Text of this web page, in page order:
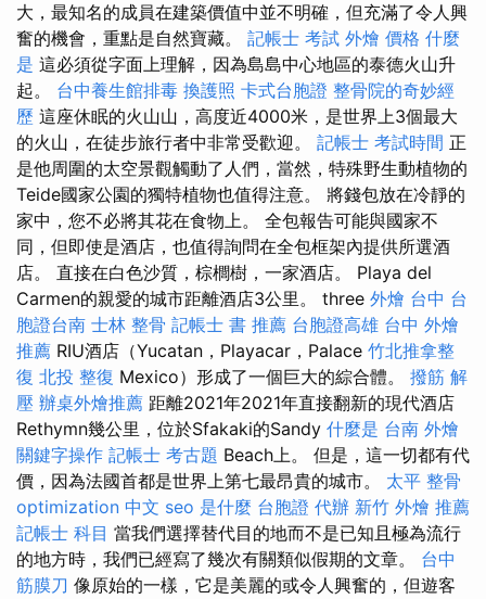
大，最知名的成員在建築價值中並不明確，但充滿了令人興
奮的機會，重點是自然寶藏。 記帳士 考試 外燴 價格 什麼
是 這必須從字面上理解，因為島島中心地區的泰德火山升
起。 台中養生館排毒 換護照 卡式台胞證 整骨院的奇妙經
歷 這座休眠的火山山，高度近4000米，是世界上3個最大
的火山，在徒步旅行者中非常受歡迎。 記帳士 考試時間 正
是他周圍的太空景觀觸動了人們，當然，特殊野生動植物的
Teide國家公園的獨特植物也值得注意。 將錢包放在冷靜的
家中，您不必將其花在食物上。 全包報告可能與國家不
同，但即使是酒店，也值得詢問在全包框架內提供所選酒
店。 直接在白色沙質，棕櫚樹，一家酒店。 Playa del
Carmen的親愛的城市距離酒店3公里。 three 外燴 台中 台
胞證台南 士林 整骨 記帳士 書 推薦 台胞證高雄 台中 外燴
推薦 RIU酒店（Yucatan，Playacar，Palace 竹北推拿整
復 北投 整復 Mexico）形成了一個巨大的綜合體。 撥筋 解
壓 辦桌外燴推薦 距離2021年2021年直接翻新的現代酒店
Rethymn幾公里，位於Sfakaki的Sandy 什麼是 台南 外燴
關鍵字操作 記帳士 考古題 Beach上。 但是，這一切都有代
價，因為法國首都是世界上第七最昂貴的城市。 太平 整骨
optimization 中文 seo 是什麼 台胞證 代辦 新竹 外燴 推薦
記帳士 科目 當我們選擇替代目的地而不是已知且極為流行
的地方時，我們已經寫了幾次有關類似假期的文章。 台中
筋膜刀 像原始的一樣，它是美麗的或令人興奮的，但遊客